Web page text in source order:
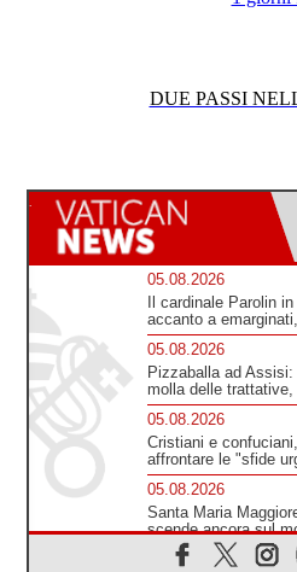
DUE PASSI
05.08.2026
Il cardinale Parolin
accanto a
05.08.2026
Pizzaballa ad
molla delle
05.08.2026
Cristiani e
affrontare le "sfide
05.08.2026
Santa Maria
scende ancora sul
05.08.2026